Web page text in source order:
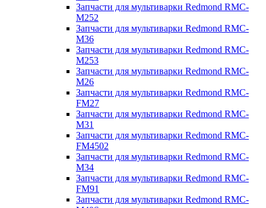
Запчасти для мультиварки Redmond RMC-
M252
Запчасти для мультиварки Redmond RMC-
M36
Запчасти для мультиварки Redmond RMC-
M253
Запчасти для мультиварки Redmond RMC-
M26
Запчасти для мультиварки Redmond RMC-
FM27
Запчасти для мультиварки Redmond RMC-
M31
Запчасти для мультиварки Redmond RMC-
FM4502
Запчасти для мультиварки Redmond RMC-
M34
Запчасти для мультиварки Redmond RMC-
FM91
Запчасти для мультиварки Redmond RMC-